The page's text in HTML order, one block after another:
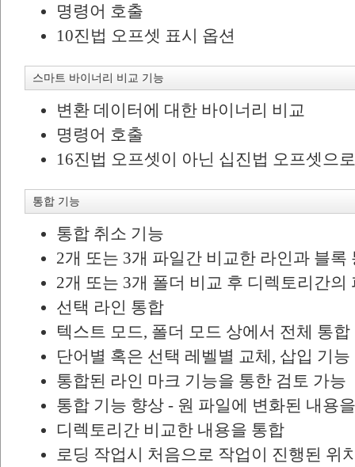
명령어 호출
10진법 오프셋 표시 옵션
스마트 바이너리 비교 기능
변환 데이터에 대한 바이너리 비교
명령어 호출
16진법 오프셋이 아닌 십진법 오프셋으
통합 기능
통합 취소 기능
2개 또는 3개 파일간 비교한 라인과 블록
2개 또는 3개 폴더 비교 후 디렉토리간의
선택 라인 통합
텍스트 모드, 폴더 모드 상에서 전체 통합
단어별 혹은 선택 레벨별 교체, 삽입 기능
통합된 라인 마크 기능을 통한 검토 가능
통합 기능 향상 - 원 파일에 변화된 내용
디렉토리간 비교한 내용을 통합
로딩 작업시 처음으로 작업이 진행된 위